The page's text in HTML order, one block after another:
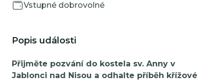
Vstupné dobrovolné
Popis události
Přijměte pozvání do kostela sv. Anny v
Jablonci nad Nisou a odhalte příběh křížové